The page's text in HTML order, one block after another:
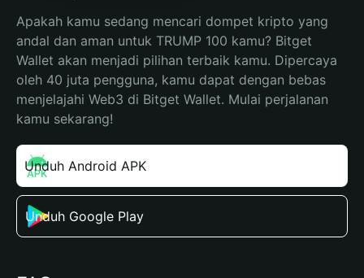
Apakah kamu sedang mencari dompet kripto yang
andal dan aman untuk TRUMP 100 kamu? Bitget
Wallet akan menjadi pilihan terbaik kamu. Dipercaya
oleh 40 juta pengguna, kamu dapat dengan bebas
menjelajahi Web3 di Bitget Wallet. Mulai perjalanan
kamu sekarang!
Unduh Android APK
Unduh Google Play